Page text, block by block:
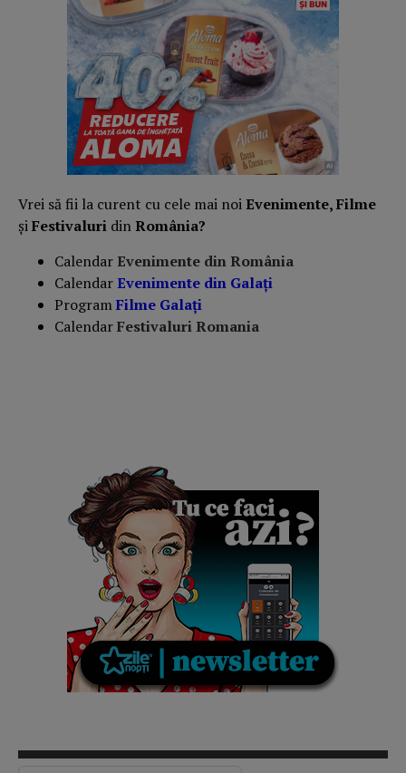
Vrei să fii la curent cu cele mai noiEvenimente, Filme
șiFestivaluri dinRomânia?
Calendar Evenimente din România
CalendarEvenimente din Galați
ProgramFilme Galați
CalendarFestivaluri Romania